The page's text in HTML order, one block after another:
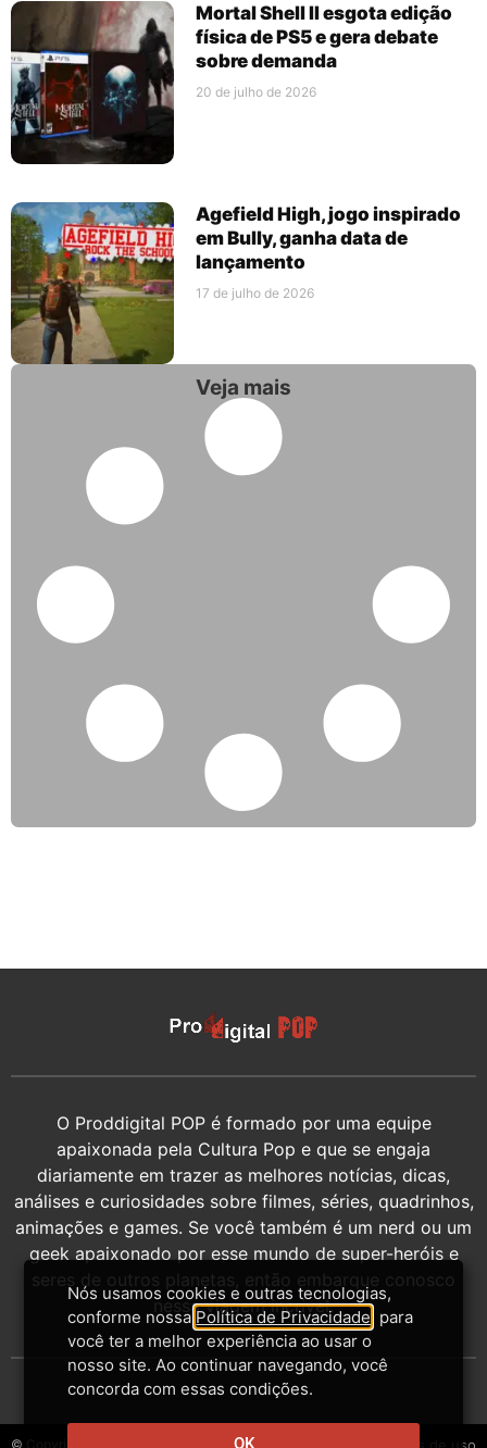
Mortal Shell II esgota edição
física de PS5 e gera debate
sobre demanda
20 de julho de 2026
Agefield High, jogo inspirado
em Bully, ganha data de
lançamento
17 de julho de 2026
Veja mais
O Proddigital POP é formado por uma equipe
apaixonada pela Cultura Pop e que se engaja
diariamente em trazer as melhores notícias, dicas,
análises e curiosidades sobre filmes, séries, quadrinhos,
animações e games. Se você também é um nerd ou um
geek apaixonado por esse mundo de super-heróis e
seres de outros planetas, então embarque conosco
nessa viagem incrível.
© Copyright 2014-2026 - Proddigital Contato Termos de uso
Nós usamos cookies e outras tecnologias,
conforme nossa Política de Privacidade , para
você ter a melhor experiência ao usar o
nosso site. Ao continuar navegando, você
concorda com essas condições.
OK